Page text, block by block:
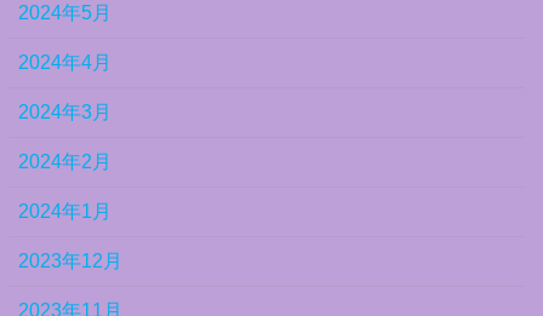
2024年5月
2024年4月
2024年3月
2024年2月
2024年1月
2023年12月
2023年11月